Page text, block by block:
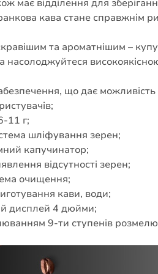
має відділення для
кава стане справжнім
та ароматнішим –
насолоджуйтеся
що дає
11 г;
шліфування зерен;
капучинатор;
відсутності зерен;
очищення;
кави, води;
дисплей 4 дюйми;
9-ти ступенів